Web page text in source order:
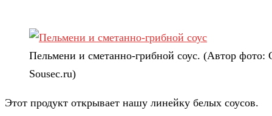
Пельмени и сметанно-грибной соус. (Автор
Sousec.ru)
Этот продукт открывает нашу линейку белых соусов.